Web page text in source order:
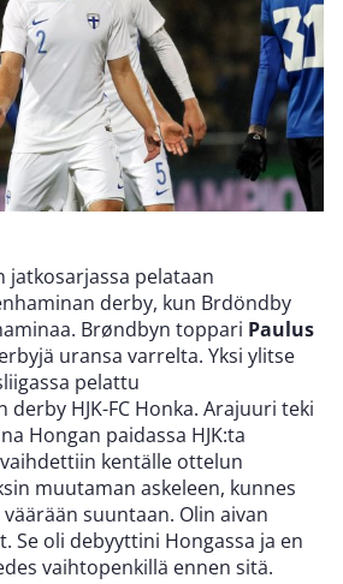
jatkosarjassa pelataan
derby, kun Brdöndby
Brøndbyn toppari Paulus
uransa varrelta. Yksi ylitse
pelattu
HJK-FC Honka. Arajuuri teki
Hongan paidassa HJK:ta
kentälle ottelun
muutaman askeleen, kunnes
suuntaan. Olin aivan
Se oli debyyttini Hongassa ja en
vaihtopenkillä ennen sitä.